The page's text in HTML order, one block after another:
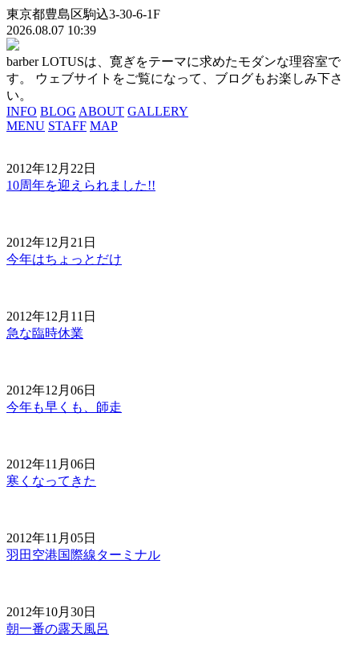
東京都豊島区駒込3-30-6-1F
2026.08.07 10:39
barber LOTUSは、寛ぎをテーマに求めたモダンな理容室で
す。 ウェブサイトをご覧になって、ブログもお楽しみ下さ
い。
INFO BLOG ABOUT GALLERY
MENU STAFF MAP
2012年12月22日
10周年を迎えられました!!
2012年12月21日
今年はちょっとだけ
2012年12月11日
急な臨時休業
2012年12月06日
今年も早くも、師走
2012年11月06日
寒くなってきた
2012年11月05日
羽田空港国際線ターミナル
2012年10月30日
朝一番の露天風呂